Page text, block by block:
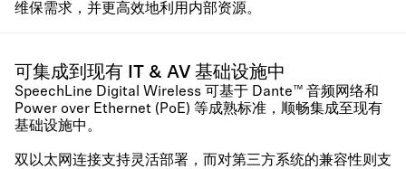
维保需求，并更高效地利用内部资源。
可集成到现有 IT & AV 基础设施中
SpeechLine Digital Wireless 可基于 Dante™ 音频网络和
Power over Ethernet (PoE) 等成熟标准，顺畅集成至现有
基础设施中。
双以太网连接支持灵活部署，而对第三方系统的兼容性则支